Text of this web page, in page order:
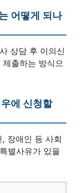
어떻게 되나
상담 후 이의신
출하는 방식으
에 신청할
장애인 등 사회
별사유가 있을